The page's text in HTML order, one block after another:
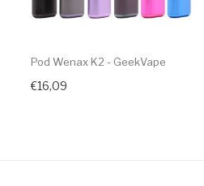
Pod Wenax K2 - GeekVape
€16,09